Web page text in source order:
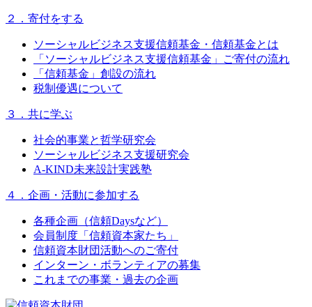
２．寄付をする
ソーシャルビジネス支援信頼基金・信頼基金とは
「ソーシャルビジネス支援信頼基金」ご寄付の流れ
「信頼基金」創設の流れ
税制優遇について
３．共に学ぶ
社会的事業と哲学研究会
ソーシャルビジネス支援研究会
A-KIND未来設計実践塾
４．企画・活動に参加する
各種企画（信頼Daysなど）
会員制度「信頼資本家たち」
信頼資本財団活動へのご寄付
インターン・ボランティアの募集
これまでの事業・過去の企画